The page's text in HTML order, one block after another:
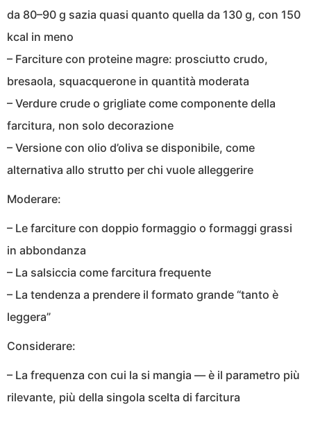
da 80–90 g sazia quasi quanto quella da 130 g, con 150
kcal in meno
– Farciture con proteine magre: prosciutto crudo,
bresaola, squacquerone in quantità moderata
– Verdure crude o grigliate come componente della
farcitura, non solo decorazione
– Versione con olio d’oliva se disponibile, come
alternativa allo strutto per chi vuole alleggerire
Moderare:
– Le farciture con doppio formaggio o formaggi grassi
in abbondanza
– La salsiccia come farcitura frequente
– La tendenza a prendere il formato grande “tanto è
leggera”
Considerare:
– La frequenza con cui la si mangia — è il parametro più
rilevante, più della singola scelta di farcitura